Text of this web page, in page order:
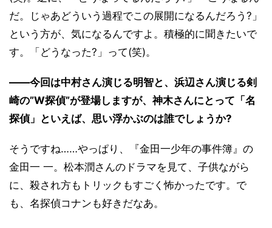
だ。じゃあどういう過程でこの展開になるんだろう?」
という方が、気になるんですよ。積極的に聞きたいで
す。「どうなった?」って(笑)。
――今回は中村さん演じる明智と、浜辺さん演じる剣
崎の”W探偵”が登場しますが、神木さんにとって「名
探偵」といえば、思い浮かぶのは誰でしょうか?
そうですね……やっぱり、『金田一少年の事件簿』の
金田一 一。松本潤さんのドラマを見て、子供ながら
に、殺され方もトリックもすごく怖かったです。で
も、名探偵コナンも好きだなあ。